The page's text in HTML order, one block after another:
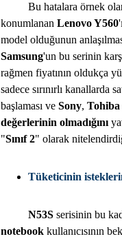
Bu hatalara örnek
konumlanan Lenovo Y560
model olduğunun
Samsung'un bu serinin
rağmen fiyatının oldukça
sadece sırınırlı kanallarda
başlaması ve Sony, Tohiba
değerlerinin olmadığını
"Sınıf 2" olarak
Tüketicinin
N53S serisinin bu
notebook kullanıcısının